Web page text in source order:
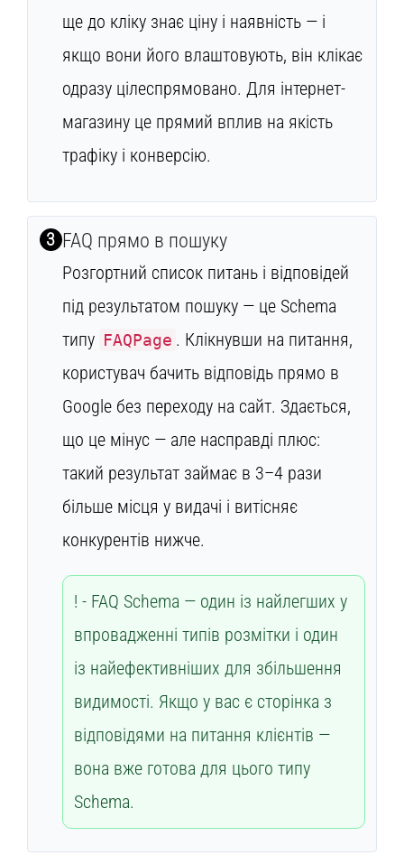
ще до кліку знає ціну і наявність — і
якщо вони його влаштовують, він клікає
одразу цілеспрямовано. Для інтернет-
магазину це прямий вплив на якість
трафіку і конверсію.
3 FAQ прямо в пошуку
Розгортний список питань і відповідей
під результатом пошуку — це Schema
типу FAQPage . Клікнувши на питання,
користувач бачить відповідь прямо в
Google без переходу на сайт. Здається,
що це мінус — але насправді плюс:
такий результат займає в 3–4 рази
більше місця у видачі і витісняє
конкурентів нижче.
FAQ Schema — один із найлегших у
впровадженні типів розмітки і один
із найефективніших для збільшення
видимості. Якщо у вас є сторінка з
відповідями на питання клієнтів —
вона вже готова для цього типу
Schema.